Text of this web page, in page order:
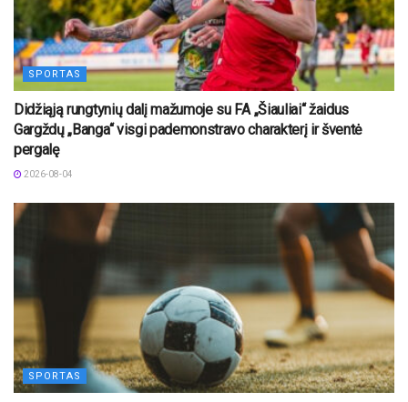
SPORTAS
Didžiąją rungtynių dalį mažumoje su FA „Šiauliai“ žaidus
Gargždų „Banga“ visgi pademonstravo charakterį ir šventė
pergalę
2026-08-04
SPORTAS